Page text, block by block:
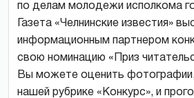
по делам молодежи исполкома
Газета «Челнинские известия»
информационным партнером
свою номинацию «Приз
Вы можете оценить
нашей рубрике «Конкурс», и